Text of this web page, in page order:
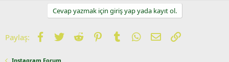
Cevap yazmak için giriş yap yada kayıt ol.
Paylaş: Facebook
TwitterReddit PinterestTumblrWhatsApp
E-postaLink
Instagram Forum